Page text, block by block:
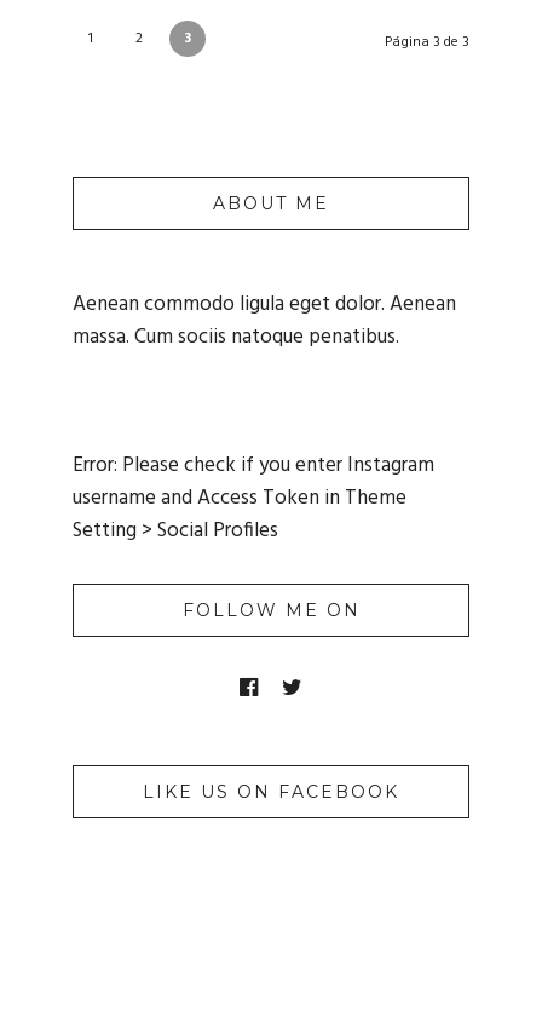
1 2 3 Página 3 de 3
ABOUT ME
Aenean commodo ligula eget dolor. Aenean
massa. Cum sociis natoque penatibus.
Error: Please check if you enter Instagram
username and Access Token in Theme
Setting > Social Profiles
FOLLOW ME ON
LIKE US ON FACEBOOK